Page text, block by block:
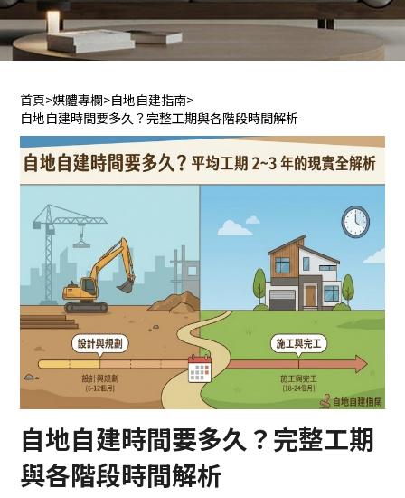
首頁>媒體專欄>自地自建指南>
自地自建時間要多久？完整工期與各階段時間解析
自地自建時間要多久？完整工期
與各階段時間解析